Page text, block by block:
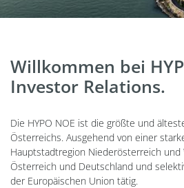
Willkommen bei
Investor Relations.
Die HYPO NOE ist die größte und
Österreichs. Ausgehend von einer
Hauptstadtregion Niederösterreich und
Österreich und Deutschland und
der Europäischen Union tätig.